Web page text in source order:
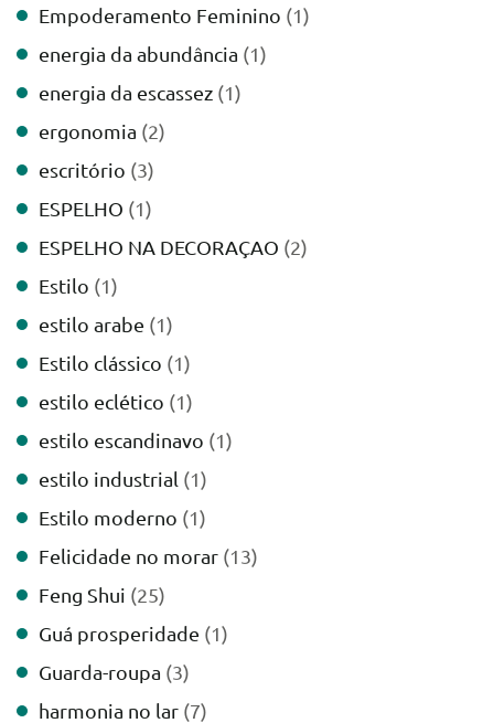
Empoderamento Feminino (1)
energia da abundância (1)
energia da escassez (1)
ergonomia (2)
escritório (3)
ESPELHO (1)
ESPELHO NA DECORAÇAO (2)
Estilo (1)
estilo arabe (1)
Estilo clássico (1)
estilo eclético (1)
estilo escandinavo (1)
estilo industrial (1)
Estilo moderno (1)
Felicidade no morar (13)
Feng Shui (25)
Guá prosperidade (1)
Guarda-roupa (3)
harmonia no lar (7)